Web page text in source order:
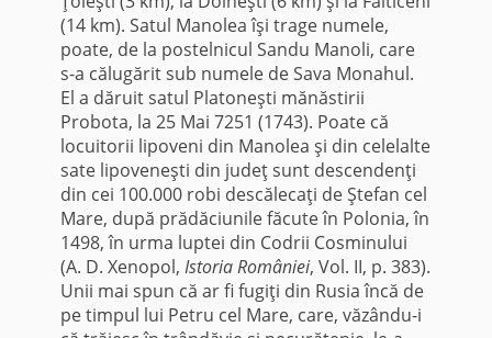
(14 km). Satul Manolea îşi trage nu­mele,
poate, de la postelnicul Sandu Manoli, care
s-a călugărit sub numele de Sava Monahul.
El a dăruit satul Platoneşti mănăstirii
Probota, la 25 Mai 7251 (1743). Poate că
locuitorii lipoveni din Manolea şi din celelalte
sate lipoveneşti din judeţ sunt descendenţi
din cei 100.000 robi descălecaţi de Ştefan cel
Mare, după prădăciunile făcute în Polonia, în
1498, în urma luptei din Codrii Cosminului
(A. D. Xenopol, Istoria României, Vol. II, p. 383).
Unii mai spun că ar fi fugiţi din Rusia încă de
pe timpul lui Petru cel Mare, care, văzându-i